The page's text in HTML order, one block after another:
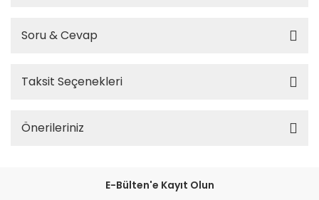
Soru & Cevap
Taksit Seçenekleri
Önerileriniz
E-Bülten'e Kayıt Olun